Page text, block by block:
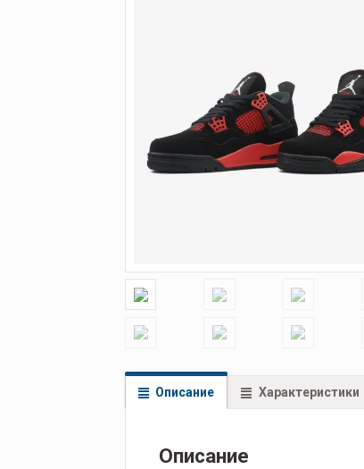
Описание Характеристики
Описание